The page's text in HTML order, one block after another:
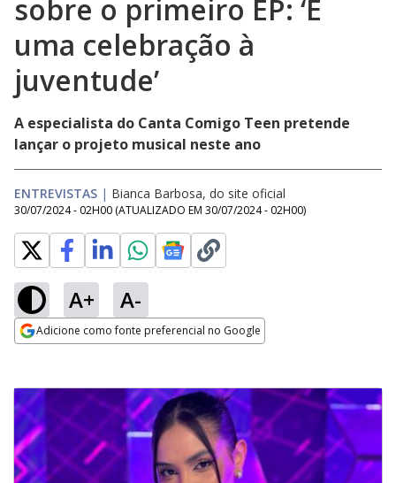
sobre o primeiro EP: ‘É
uma celebração à
juventude’
A especialista do Canta Comigo Teen pretende
lançar o projeto musical neste ano
ENTREVISTAS | Bianca Barbosa, do site oficial
30/07/2024 - 02H00 (ATUALIZADO EM 30/07/2024 - 02H00)
A+ A-
Adicione como fonte preferencial no Google